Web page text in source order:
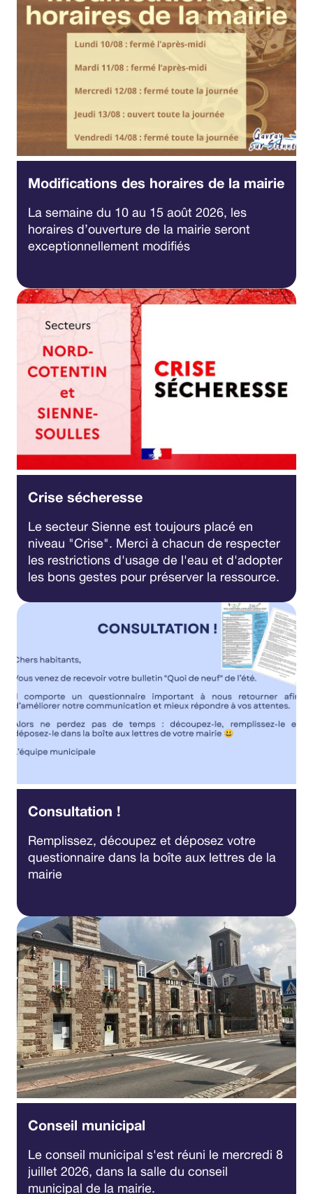
Modifications des horaires de la mairie
La semaine du 10 au 15 août 2026, les
horaires d’ouverture de la mairie seront
exceptionnellement modifiés
Crise sécheresse
Le secteur Sienne est toujours placé en
niveau "Crise". Merci à chacun de respecter
les restrictions d'usage de l'eau et d'adopter
les bons gestes pour préserver la ressource.
Consultation !
Remplissez, découpez et déposez votre
questionnaire dans la boîte aux lettres de la
mairie
Conseil municipal
Le conseil municipal s'est réuni le mercredi 8
juillet 2026, dans la salle du conseil
municipal de la mairie.